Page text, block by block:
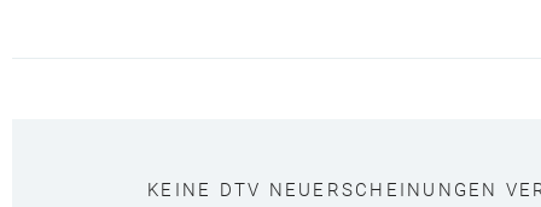
KEINE DTV NEUERSCHEINUNGEN